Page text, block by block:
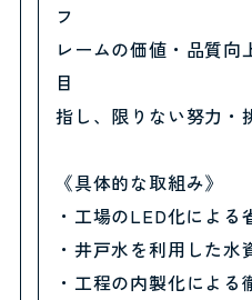
フ
レームの価値・品質向
目
指し、限りない努力・
《具体的な取組み》
・工場のLED化による
・井戸水を利用した水
・工程の内製化によ